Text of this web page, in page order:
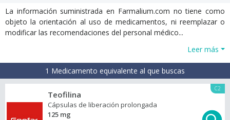
La información suministrada en Farmalium.com no tiene como
objeto la orientación al uso de medicamentos, ni reemplazar o
modificar las recomendaciones del personal médico...
Leer más
1 Medicamento equivalente al que buscas
C2
Teofilina
Cápsulas de liberación prolongada
125 mg